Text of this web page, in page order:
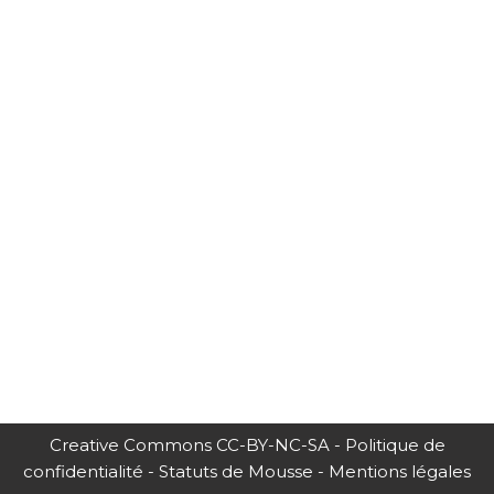
Creative Commons CC-BY-NC-SA - Politique de
confidentialité - Statuts de Mousse - Mentions légales